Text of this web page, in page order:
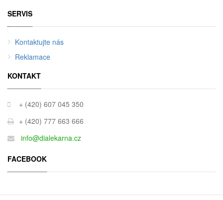
SERVIS
Kontaktujte nás
Reklamace
KONTAKT
+ (420) 607 045 350
+ (420) 777 663 666
info@dialekarna.cz
FACEBOOK